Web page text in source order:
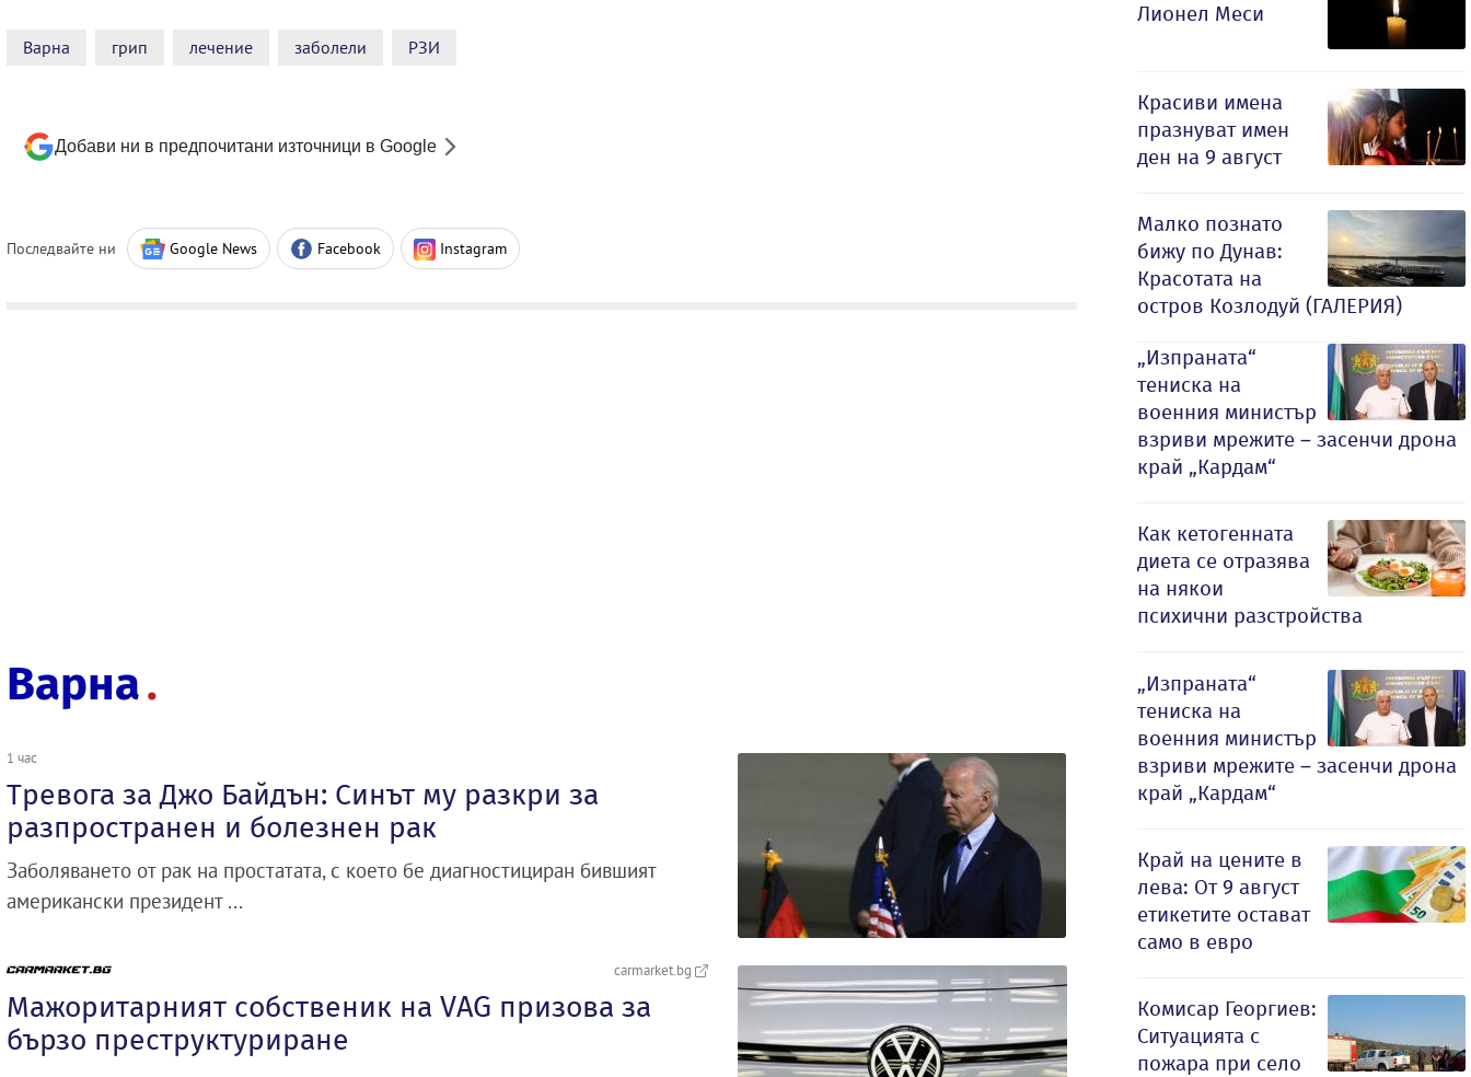
Варна грип лечение заболели РЗИ
Добави ни в предпочитани източници в Google
Последвайте ни Google News Facebook Instagram
Варна
1 час
Тревога за Джо Байдън: Синът му разкри за
разпространен и болезнен рак
Заболяването от рак на простатата, с което бе диагностициран бившият
американски президент ...
carmarket.bg
Мажоритарният собственик на VAG призова за
бързо преструктуриране
Лионел Меси
Красиви имена
празнуват имен
ден на 9 август
Малко познато
бижу по Дунав:
Красотата на
остров Козлодуй (ГАЛЕРИЯ)
„Изпраната“
тениска на
военния министър
взриви мрежите – засенчи дрона
край „Кардам“
Как кетогенната
диета се отразява
на някои
психични разстройства
„Изпраната“
тениска на
военния министър
взриви мрежите – засенчи дрона
край „Кардам“
Край на цените в
лева: От 9 август
етикетите остават
само в евро
Комисар Георгиев:
Ситуацията с
пожара при село